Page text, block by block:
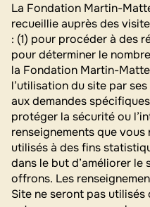
La Fondation Martin-
recueillie auprès des
: (1) pour procéder à des
pour déterminer le
la Fondation Martin-
l’utilisation du site par
aux demandes
protéger la sécurité ou
renseignements que
utilisés à des fins
dans le but d’améliorer le
offrons. Les
Site ne seront pas